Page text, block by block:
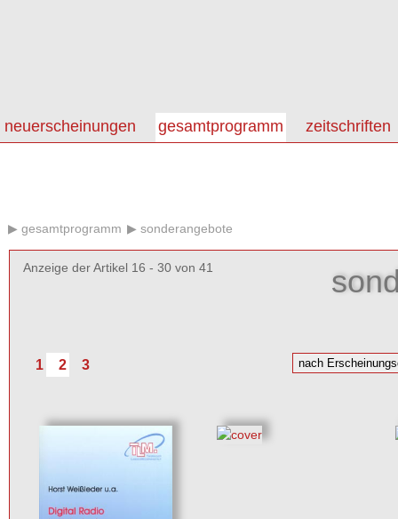
neuerscheinungen gesamtprogramm zeitschriften
gesamtprogramm sonderangebote
Anzeige der Artikel 16 - 30 von 41
1 2 3